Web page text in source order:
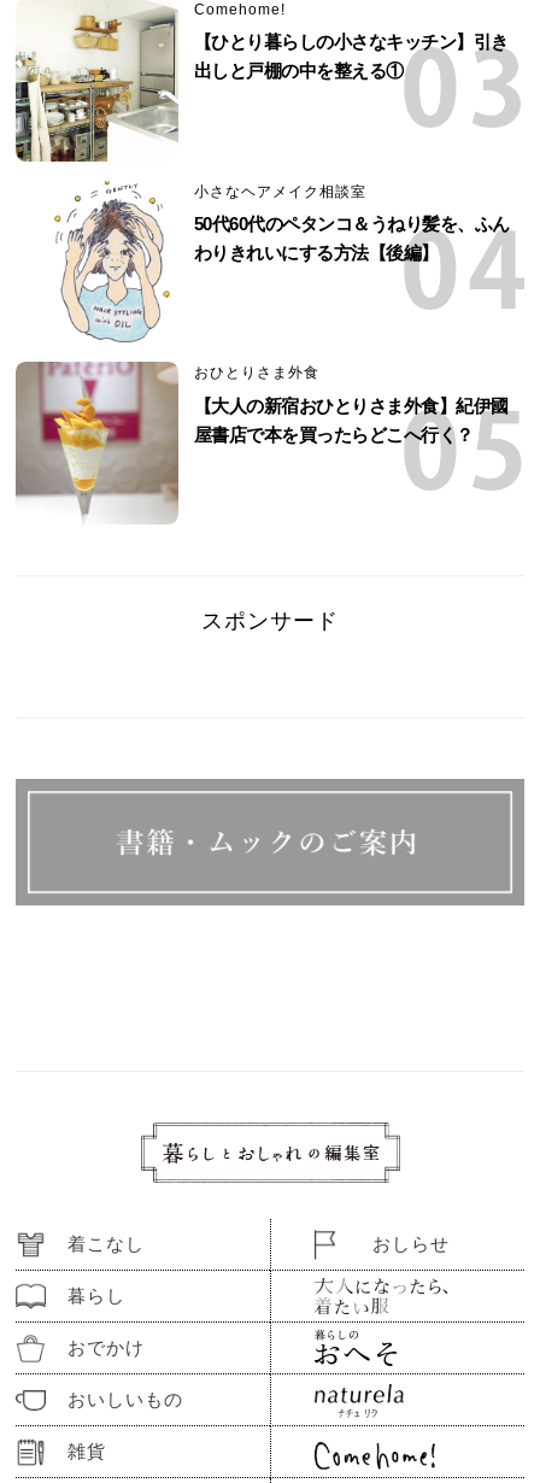
Comehome!
【ひとり暮らしの小さなキッチン】引き
出しと戸棚の中を整える①
小さなヘアメイク相談室
50代60代のペタンコ＆うねり髪を、ふん
わりきれいにする方法【後編】
おひとりさま外食
【大人の新宿おひとりさま外食】紀伊國
屋書店で本を買ったらどこへ行く？
スポンサード
着こなし
暮らし
おでかけ
おいしいもの
雑貨
おしらせ